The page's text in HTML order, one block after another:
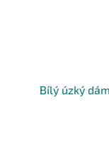
Bílý úzký